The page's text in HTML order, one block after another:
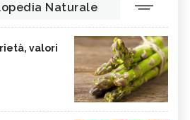
Naturale
valori